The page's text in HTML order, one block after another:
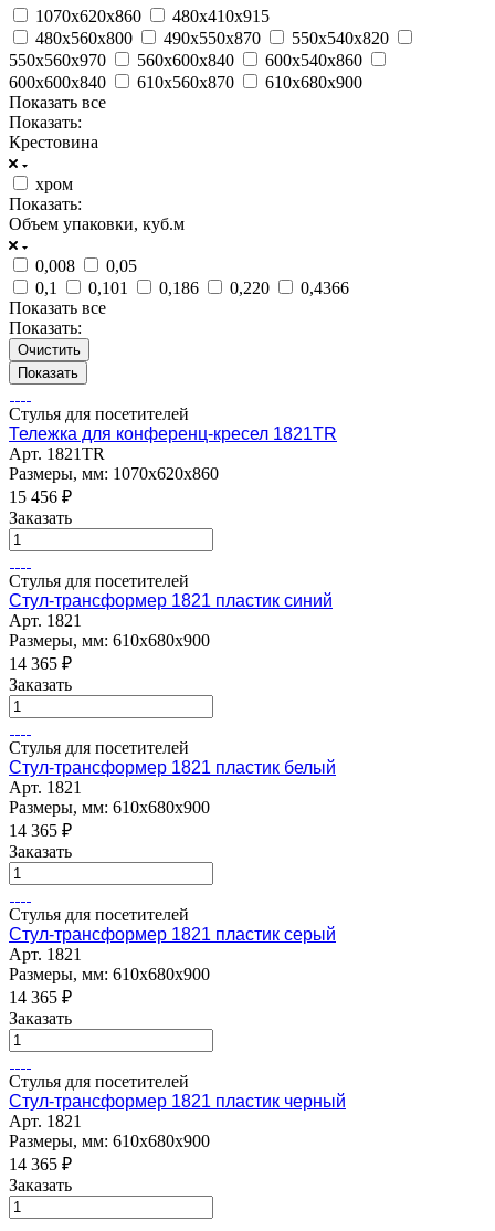
1070х620х860
480х410х915
480х560х800
490х550х870
550х540х820
550х560х970
560х600х840
600х540х860
600х600х840
610х560х870
610х680х900
Показать все
Показать:
Крестовина
хром
Показать:
Объем упаковки, куб.м
0,008
0,05
0,1
0,101 0,186 0,220
0,4366
Показать все
Показать:
Очистить
Стулья для посетителей
Тележка для конференц-кресел 1821TR
Арт. 1821TR
Размеры, мм: 1070х620х860
15 456 ₽
Заказать
Стулья для посетителей
Стул-трансформер 1821 пластик синий
Арт. 1821
Размеры, мм: 610х680х900
14 365 ₽
Заказать
Стулья для посетителей
Стул-трансформер 1821 пластик белый
Арт. 1821
Размеры, мм: 610х680х900
14 365 ₽
Заказать
Стулья для посетителей
Стул-трансформер 1821 пластик серый
Арт. 1821
Размеры, мм: 610х680х900
14 365 ₽
Заказать
Стулья для посетителей
Стул-трансформер 1821 пластик черный
Арт. 1821
Размеры, мм: 610х680х900
14 365 ₽
Заказать